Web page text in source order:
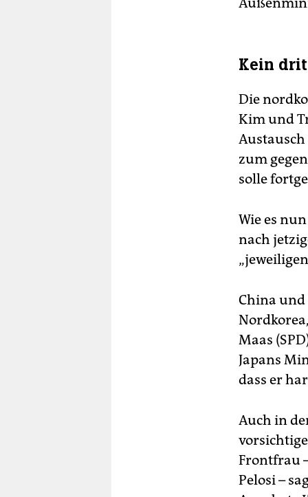
Kein
Die
Kim und
zum
solle
Wie es
nach
China und
Maas
Japans
dass er
Auch in
Frontfrau
Pelosi –